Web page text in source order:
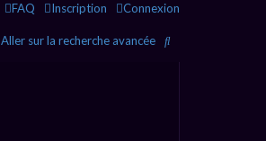
Connexion
Inscription
FAQ
R
Aller sur la recherche avancée